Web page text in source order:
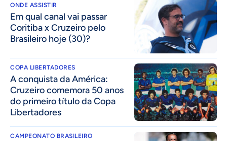
ONDE ASSISTIR
Em qual canal vai passar
Coritiba x Cruzeiro pelo
Brasileiro hoje (30)?
COPA LIBERTADORES
A conquista da América:
Cruzeiro comemora 50 anos
do primeiro título da Copa
Libertadores
CAMPEONATO BRASILEIRO